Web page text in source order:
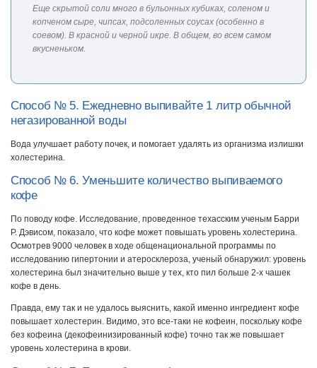
Еще скрытой соли много в бульонных кубиках, соленом и
копченом сыре, чипсах, подсоленных соусах (особенно в
соевом). В красной и черной икре. В общем, во всем самом
вкусненьком.
Способ № 5. Ежедневно выпивайте 1 литр обычной
негазированной воды
Вода улучшает работу почек, и помогает удалять из организма излишки
холестерина.
Способ № 6. Уменьшите количество выпиваемого
кофе
По поводу кофе. Исследование, проведенное техасским ученым Барри
Р. Дэвисом, показало, что кофе может повышать уровень холестерина.
Осмотрев 9000 человек в ходе общенациональной программы по
исследованию гипертонии и атеросклероза, ученый обнаружил: уровень
холестерина был значительно выше у тех, кто пил больше 2-х чашек
кофе в день.
Правда, ему так и не удалось выяснить, какой именно ингредиент кофе
повышает холестерин. Видимо, это все-таки не кофеин, поскольку кофе
без кофеина (декофеинизированный кофе) точно так же повышает
уровень холестерина в крови.